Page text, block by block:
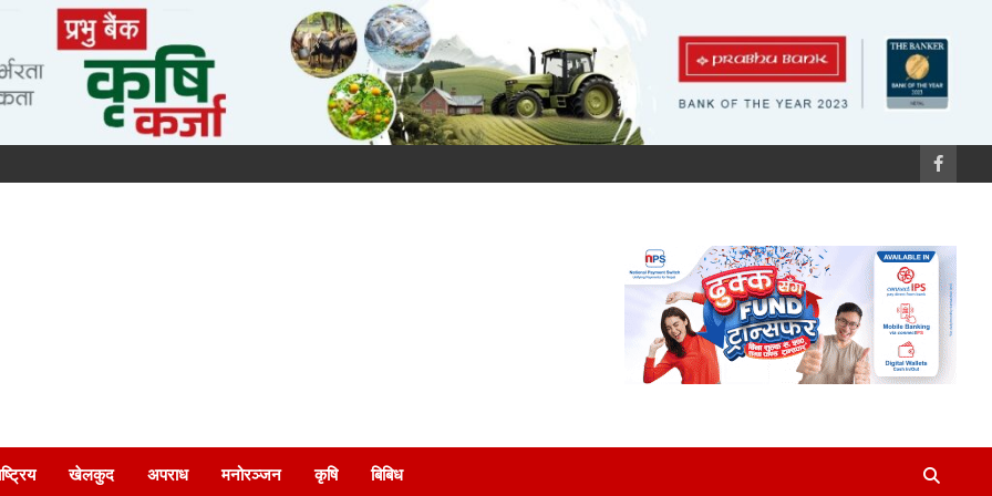
खेलकुद अपराध मनोरञ्जन कृषि बिबिध